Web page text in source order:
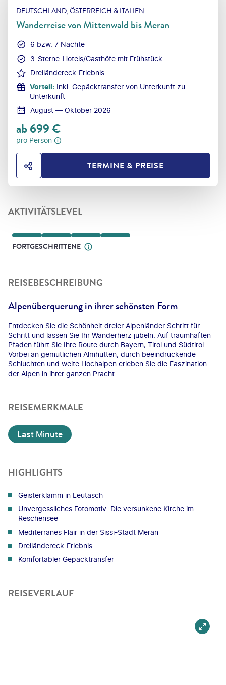
DEUTSCHLAND, ÖSTERREICH & ITALIEN
Wanderreise von Mittenwald bis Meran
6 bzw. 7 Nächte
3-Sterne-Hotels/Gasthöfe mit Frühstück
Dreiländereck-Erlebnis
Vorteil: Inkl. Gepäcktransfer von Unterkunft zu
Unterkunft
August — Oktober 2026
ab699€
pro Person
HOTEL TEILENTERMINE & PREISE
AKTIVITÄTSLEVEL
FORTGESCHRITTENE
REISEBESCHREIBUNG
Alpenüberquerung in ihrer schönsten Form
Entdecken Sie die Schönheit dreier Alpenländer Schritt für
Schritt und lassen Sie Ihr Wanderherz jubeln. Auf traumhaften
Pfaden führt Sie Ihre Route durch Bayern, Tirol und Südtirol.
Vorbei an gemütlichen Almhütten, durch beeindruckende
Schluchten und weite Hochalpen erleben Sie die Faszination
der Alpen in ihrer ganzen Pracht.
REISEMERKMALE
Last Minute
HIGHLIGHTS
Geisterklamm in Leutasch
Unvergessliches Fotomotiv: Die versunkene Kirche im
Reschensee
Mediterranes Flair in der Sissi-Stadt Meran
Dreiländereck-Erlebnis
Komfortabler Gepäcktransfer
REISEVERLAUF